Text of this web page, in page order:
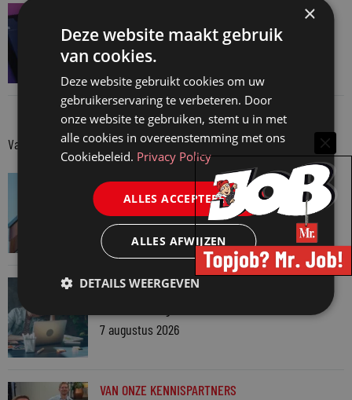
Verschoningsgerechtigde info gemaakt door
AI? Dan niet langer vertrouwelijk
31 juli 2026
Van onze kennispartners
VAN ONZE KENNISPARTNERS
Van praktijk naar bewijs: hoe onderbouw je
keuzes tijdens een Wwft-audit?
7 augustus 2026
VAN ONZE KENNISPARTNERS
7 augustus 2026
VAN ONZE KENNISPARTNERS
×
Deze website maakt gebruik
van cookies.
Deze website gebruikt cookies om uw
gebruikerservaring te verbeteren. Door
onze website te gebruiken, stemt u in met
alle cookies in overeenstemming met ons
Cookiebeleid. Privacy Policy
ALLES ACCEPTEREN
ALLES AFWIJZEN
DETAILS WEERGEVEN